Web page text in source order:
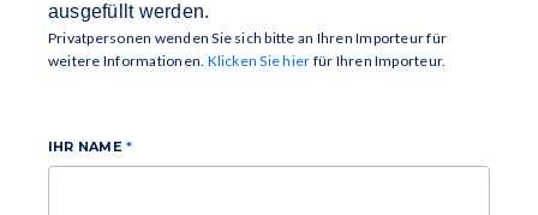
ausgefüllt werden.
Privatpersonen wenden Sie sich bitte an Ihren Importeur für
weitere Informationen. Klicken Sie hier für Ihren Importeur.
IHR NAME